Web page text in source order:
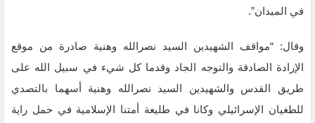
في الميدان”.
وقال: “مواقف الشهيدين السيد نصرالله وهنية صادرة من موقع
الإرادة الصادقة والتوجه الجاد وقدما كل شيء في سبيل الله على
طريق القدس والشهيدين السيد نصرالله وهنية أسهما بالتصدي
للطغيان الإسرائيلي وكانا في طليعة أمتنا الإسلامية في حمل راية